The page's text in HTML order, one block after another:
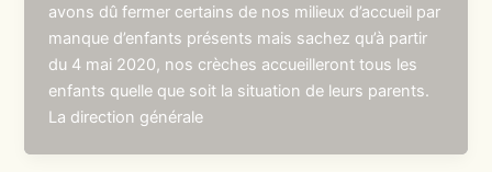
avons dû fermer certains de nos milieux d’accueil par
manque d’enfants présents mais sachez qu’à partir
du 4 mai 2020, nos crèches accueilleront tous les
enfants quelle que soit la situation de leurs parents.
La direction générale